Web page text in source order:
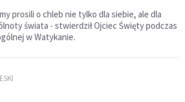
prosili o chleb nie tylko dla siebie, ale dla
świata - stwierdził Ojciec Święty podczas
w Watykanie.